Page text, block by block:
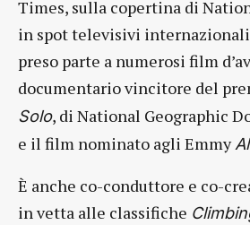
Times, sulla copertina di
in spot televisivi
preso parte a numerosi film
documentario vincitore del
Solo, di National Geographic
e il film nominato agli Emmy
È anche co-conduttore e co-
in vetta alle classifiche